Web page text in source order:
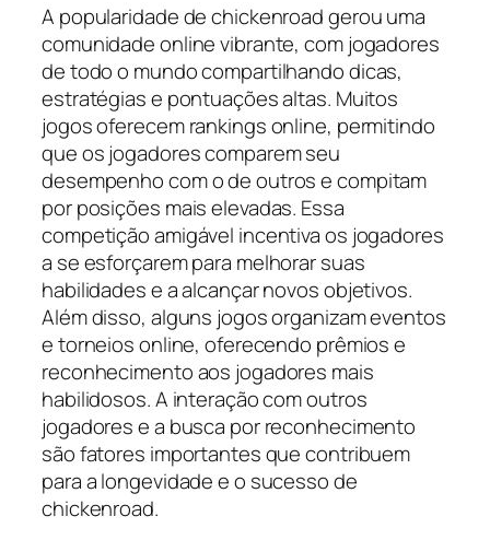
A popularidade de chickenroad gerou uma
comunidade online vibrante, com jogadores
de todo o mundo compartilhando dicas,
estratégias e pontuações altas. Muitos
jogos oferecem rankings online, permitindo
que os jogadores comparem seu
desempenho com o de outros e compitam
por posições mais elevadas. Essa
competição amigável incentiva os jogadores
a se esforçarem para melhorar suas
habilidades e a alcançar novos objetivos.
Além disso, alguns jogos organizam eventos
e torneios online, oferecendo prêmios e
reconhecimento aos jogadores mais
habilidosos. A interação com outros
jogadores e a busca por reconhecimento
são fatores importantes que contribuem
para a longevidade e o sucesso de
chickenroad.